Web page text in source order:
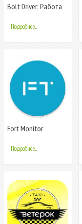
Bolt Driver: Работа
Подробнее...
Fort Monitor
Подробнее...